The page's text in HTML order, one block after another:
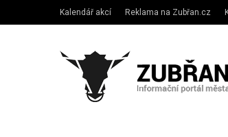
Kalendář akcí Reklama na Zubřan.cz